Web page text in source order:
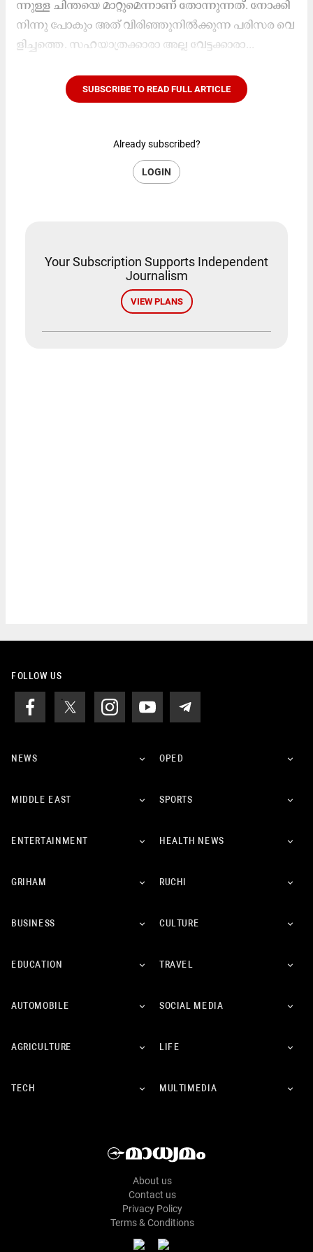
ന്നു​ള്ള ചി​ന്ത​യെ മാ​റ്റു​മെ​ന്നാ​ണ് തോ​ന്നു​ന്ന​ത്. നോ​ക്കി​
നി​ന്നു പോ​കും അ​ത് വി​രി​ഞ്ഞു​നി​ൽ​ക്കു​ന്ന പ​രി​സ​ര വെ​
ളി​ച്ച​ത്തെ. സ​ഹ​യാ​ത്ര​ക്കാ​രാ അ​ല്ല വേ​ട്ട​ക്കാ​രാ...
SUBSCRIBE TO READ FULL ARTICLE
Already subscribed?
LOGIN
Your Subscription Supports Independent
Journalism
VIEW PLANS
FOLLOW US
NEWS OPED
MIDDLE EAST SPORTS
ENTERTAINMENT HEALTH NEWS
GRIHAM RUCHI
BUSINESS CULTURE
EDUCATION TRAVEL
AUTOMOBILE SOCIAL MEDIA
AGRICULTURE LIFE
TECH MULTIMEDIA
About us
Contact us
Privacy Policy
Terms & Conditions